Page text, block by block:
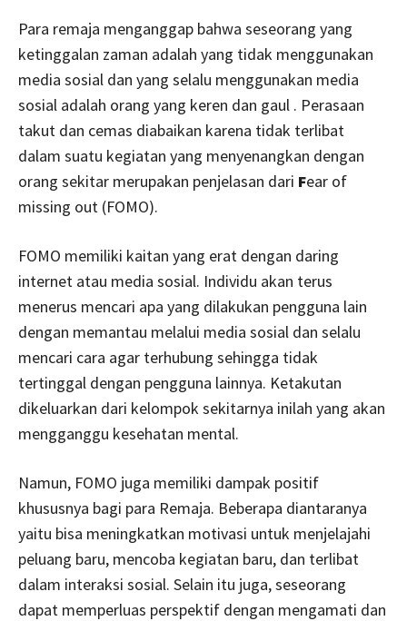
Para remaja menganggap bahwa seseorang yang
ketinggalan zaman adalah yang tidak menggunakan
media sosial dan yang selalu menggunakan media
sosial adalah orang yang keren dan gaul . Perasaan
takut dan cemas diabaikan karena tidak terlibat
dalam suatu kegiatan yang menyenangkan dengan
orang sekitar merupakan penjelasan dari Fear of
missing out (FOMO).
FOMO memiliki kaitan yang erat dengan daring
internet atau media sosial. Individu akan terus
menerus mencari apa yang dilakukan pengguna lain
dengan memantau melalui media sosial dan selalu
mencari cara agar terhubung sehingga tidak
tertinggal dengan pengguna lainnya. Ketakutan
dikeluarkan dari kelompok sekitarnya inilah yang akan
mengganggu kesehatan mental.
Namun, FOMO juga memiliki dampak positif
khususnya bagi para Remaja. Beberapa diantaranya
yaitu bisa meningkatkan motivasi untuk menjelajahi
peluang baru, mencoba kegiatan baru, dan terlibat
dalam interaksi sosial. Selain itu juga, seseorang
dapat memperluas perspektif dengan mengamati dan